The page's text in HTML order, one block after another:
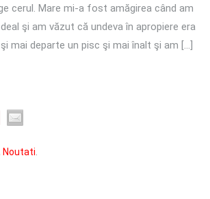
cerul. Mare mi-a fost amăgirea când am
şi am văzut că undeva în apropiere era
mai departe un pisc şi mai înalt şi am […]
Noutati